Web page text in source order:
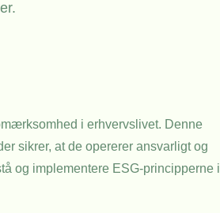
i erhvervslivet. Denne
sikrer, at de opererer ansvarligt og
og implementere ESG-principperne i